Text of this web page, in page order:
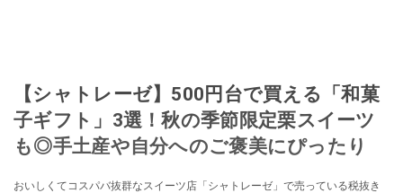
【シャトレーゼ】500円台で買える「和菓
子ギフト」3選！秋の季節限定栗スイーツ
も◎手土産や自分へのご褒美にぴったり
おいしくてコスパバ抜群なスイーツ店「シャトレーゼ」で売っている税抜き